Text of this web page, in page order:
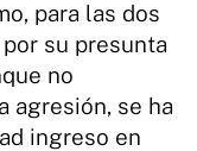
para las dos
su presunta
no
agresión, se ha
ingreso en